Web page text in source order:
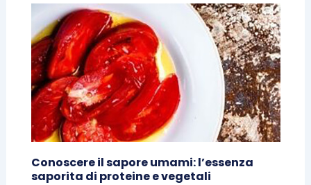
Conoscere il sapore umami: l’essenza
saporita di proteine e vegetali